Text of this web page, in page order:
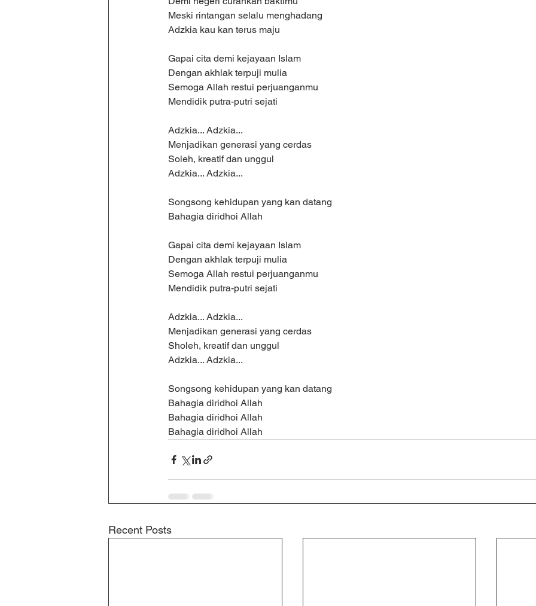
Meski rintangan selalu menghadang
Adzkia kau kan terus maju
Gapai cita demi kejayaan Islam
Dengan akhlak terpuji mulia
Semoga Allah restui perjuanganmu
Mendidik putra-putri sejati
Adzkia... Adzkia...
Menjadikan generasi yang cerdas
Soleh, kreatif dan unggul
Adzkia... Adzkia...
Songsong kehidupan yang kan datang
Bahagia diridhoi Allah
Gapai cita demi kejayaan Islam
Dengan akhlak terpuji mulia
Semoga Allah restui perjuanganmu
Mendidik putra-putri sejati
Adzkia... Adzkia...
Menjadikan generasi yang cerdas
Sholeh, kreatif dan unggul
Adzkia... Adzkia...
Songsong kehidupan yang kan datang
Bahagia diridhoi Allah
Bahagia diridhoi Allah
Bahagia diridhoi Allah
Recent Posts